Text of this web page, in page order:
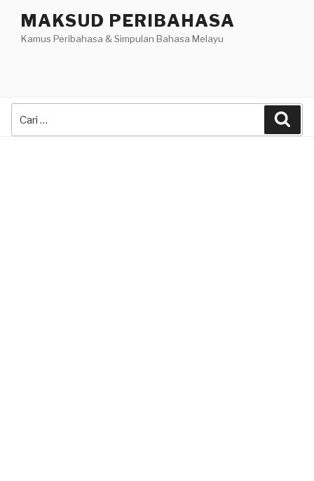
content
MAKSUD PERIBAHASA
Kamus Peribahasa & Simpulan Bahasa Melayu